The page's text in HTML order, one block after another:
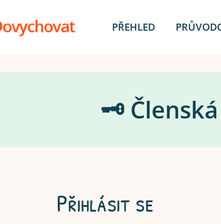
PŘEHLED
🗝️
Přihlásit se